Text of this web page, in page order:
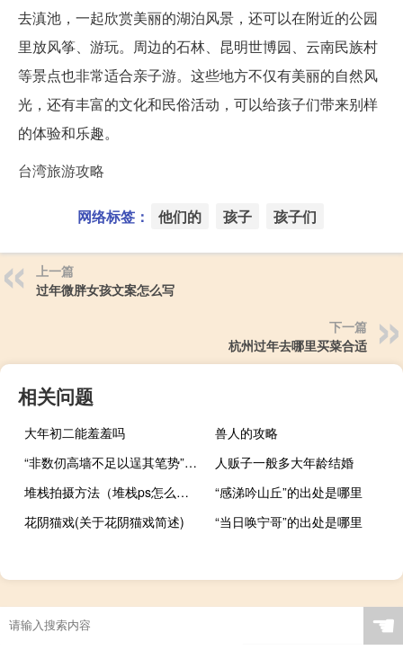
去滇池，一起欣赏美丽的湖泊风景，还可以在附近的公园
里放风筝、游玩。周边的石林、昆明世博园、云南民族村
等景点也非常适合亲子游。这些地方不仅有美丽的自然风
光，还有丰富的文化和民俗活动，可以给孩子们带来别样
的体验和乐趣。
台湾旅游攻略
网络标签： 他们的 孩子 孩子们
上一篇
过年微胖女孩文案怎么写
下一篇
杭州过年去哪里买菜合适
相关问题
大年初二能羞羞吗
兽人的攻略
“非数仞高墙不足以逞其笔势”的出处是哪里
人贩子一般多大年龄结婚
堆栈拍摄方法（堆栈ps怎么用）
“感涕吟山丘”的出处是哪里
花阴猫戏(关于花阴猫戏简述)
“当日唤宁哥”的出处是哪里
☚